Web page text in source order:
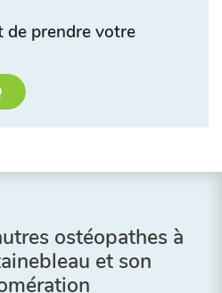
de prendre votre
ostéopathes à
et son